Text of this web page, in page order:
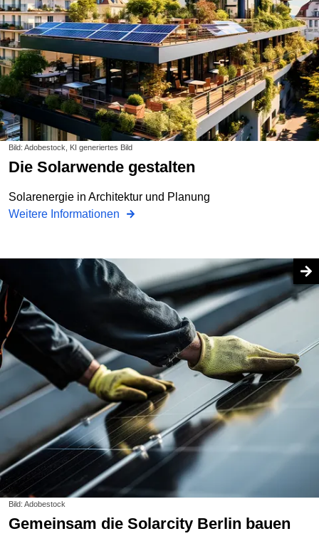
Bild: Adobestock, KI generiertes Bild
Die Solarwende gestalten
Solarenergie in Architektur und Planung
Weitere Informationen
Bild: Adobestock
Gemeinsam die Solarcity Berlin bauen